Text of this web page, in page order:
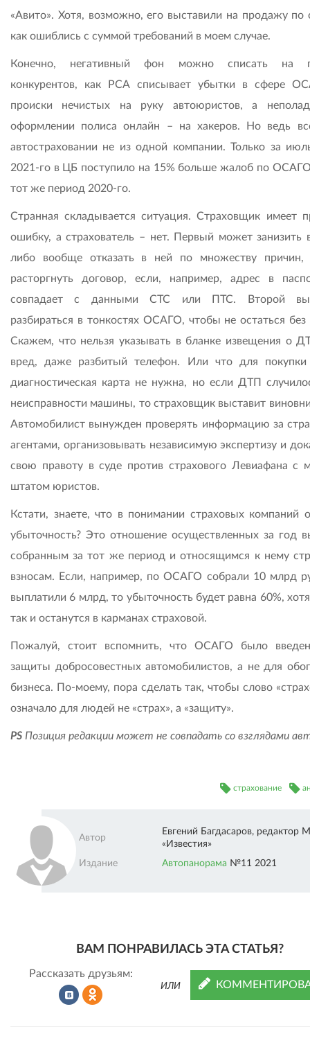
«Авито». Хотя, возможно, его выставили на продажу по
как ошиблись с суммой требований в моем случае.
Конечно, негативный фон можно списать на
конкурентов, как РСА списывает убытки в сфере
происки нечистых на руку автоюристов, а
оформлении полиса онлайн – на хакеров. Но ведь
автостраховании не из одной компании. Только за
2021-го в ЦБ поступило на 15% больше жалоб по
тот же период 2020-го.
Странная складывается ситуация. Страховщик имеет
ошибку, а страхователь – нет. Первый может занизить
либо вообще отказать в ней по множеству
расторгнуть договор, если, например, адрес в
совпадает с данными СТС или ПТС. Второй
разбираться в тонкостях ОСАГО, чтобы не остаться без
Скажем, что нельзя указывать в бланке извещения о
вред, даже разбитый телефон. Или что для покупки
диагностическая карта не нужна, но если ДТП
неисправности машины, то страховщик выставит
Автомобилист вынужден проверять информацию за
агентами, организовывать независимую экспертизу и
свою правоту в суде против страхового Левиафана с
штатом юристов.
Кстати, знаете, что в понимании страховых компаний
убыточность? Это отношение осуществленных за год
собранным за тот же период и относящимся к нему
взносам. Если, например, по ОСАГО собрали 10 млрд
выплатили 6 млрд, то убыточность будет равна 60%,
так и останутся в карманах страховой.
Пожалуй, стоит вспомнить, что ОСАГО было
защиты добросовестных автомобилистов, а не для
бизнеса. По-моему, пора сделать так, чтобы слово
означало для людей не «страх», а «защиту».
PS Позиция редакции может не совпадать со взглядами
страхование
Автор
Евгений Багдасаров, редактор
«Известия»
Издание
Автопанорама №11 2021
ВАМ ПОНРАВИЛАСЬ ЭТА СТАТЬЯ?
Рассказать друзьям:
ИЛИ